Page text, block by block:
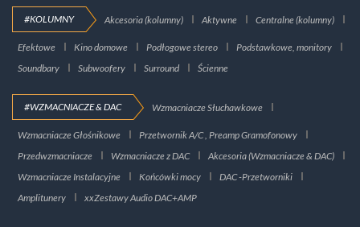
#KOLUMNY Akcesoria (kolumny) Aktywne Centralne (kolumny)
Efektowe Kino domowe Podłogowe stereo
Podstawkowe, monitory
Soundbary
Subwoofery Surround Ścienne
#WZMACNIACZE & DAC Wzmacniacze Słuchawkowe
Wzmacniacze Głośnikowe
Przetwornik A/C , Preamp Gramofonowy
Przedwzmacniacze
Wzmacniacze z DAC
Akcesoria (Wzmacniacze & DAC)
Wzmacniacze Instalacyjne
Końcówki mocy
DAC -Przetworniki
Amplitunery
xxZestawy Audio DAC+AMP